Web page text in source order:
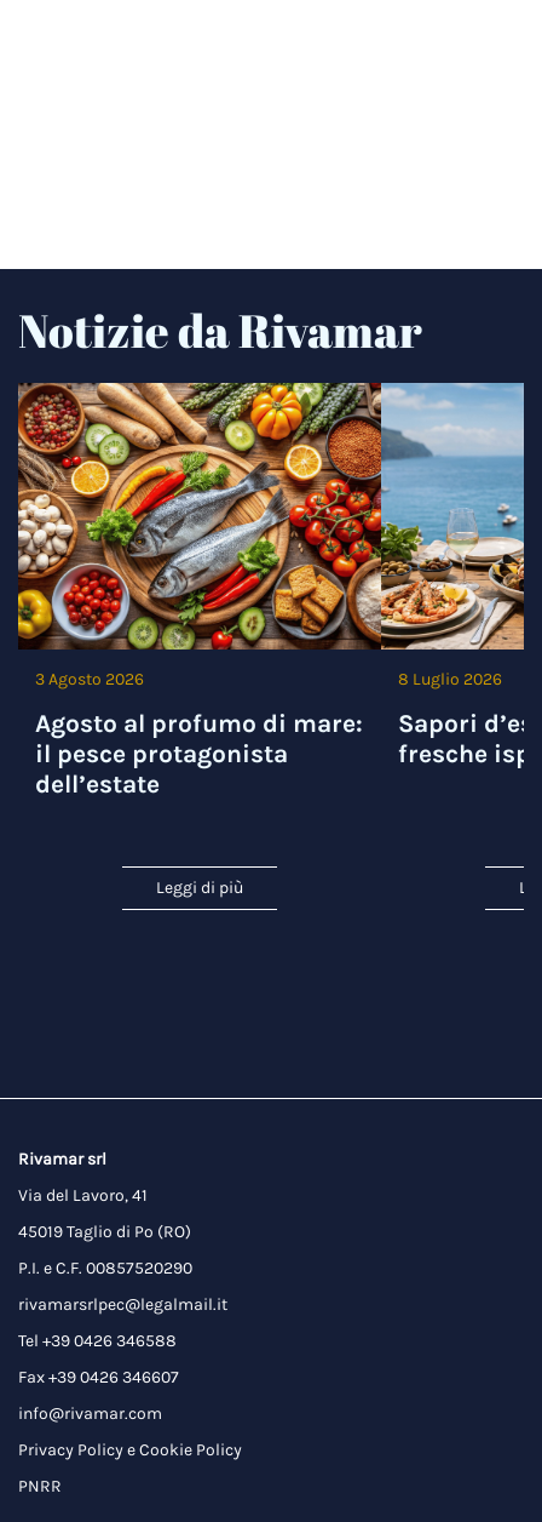
Notizie da Rivamar
3 Agosto 2026
Agosto al profumo di mare:
il pesce protagonista
dell’estate
Leggi di più
8 Luglio 2026
Sapori
fresche
Rivamar srl
Via del Lavoro, 41
45019 Taglio di Po (RO)
P.I. e C.F. 00857520290
rivamarsrlpec@legalmail.it
Tel +39 0426 346588
Fax +39 0426 346607
info@rivamar.com
Privacy PolicyeCookie Policy
PNRR